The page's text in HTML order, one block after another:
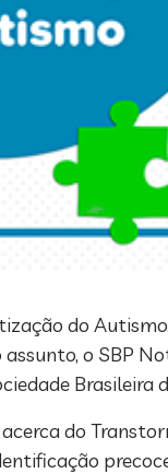
do
o SBP
Brasileira
do